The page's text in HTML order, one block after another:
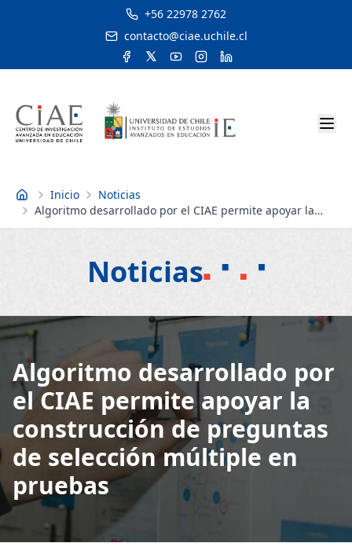
+56 22978 2762
contacto@ciae.uchile.cl
Inicio Inicio
Noticias
Algoritmo desarrollado por el CIAE permite apoyar la
construcción de preguntas de selección múltiple en
Noticias
Algoritmo desarrollado por
el CIAE permite apoyar la
construcción de preguntas
de selección múltiple en
pruebas